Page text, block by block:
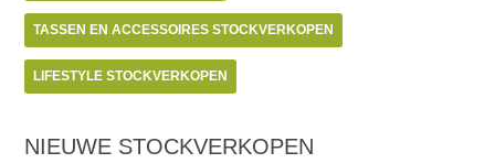
TASSEN EN ACCESSOIRES STOCKVERKOPEN
LIFESTYLE STOCKVERKOPEN
NIEUWE STOCKVERKOPEN